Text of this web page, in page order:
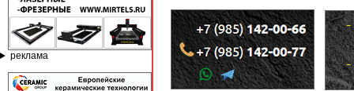
реклама